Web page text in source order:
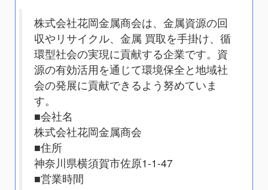
株式会社花岡金属商会は、金属資源の回
収やリサイクル、金属 買取を手掛け、循
環型社会の実現に貢献する企業です。資
源の有効活用を通じて環境保全と地域社
会の発展に貢献できるよう努めていま
す。
■会社名
株式会社花岡金属商会
■住所
神奈川県横須賀市佐原1-1-47
■営業時間